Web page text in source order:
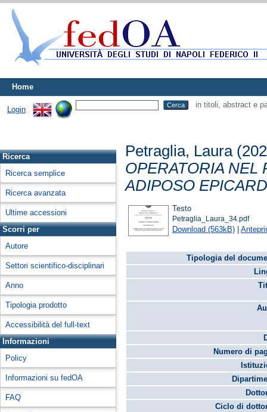
Home
Login
in titoli, abstract e
Ricerca
Ricerca semplice
Ricerca avanzata
Ultime accessioni
Scorri per
Autore
Settori scientifico-disciplinari
Anno
Tipologia prodotto
Accessibilità del full-text
Informazioni
Policy
Informazioni su fedOA
FAQ
Petraglia, Laura
OPERATORIA NEL
ADIPOSO
Testo
Petraglia_Laura_34.pdf
Download (563kB) |
Tipologia del
Numero di
Ciclo di